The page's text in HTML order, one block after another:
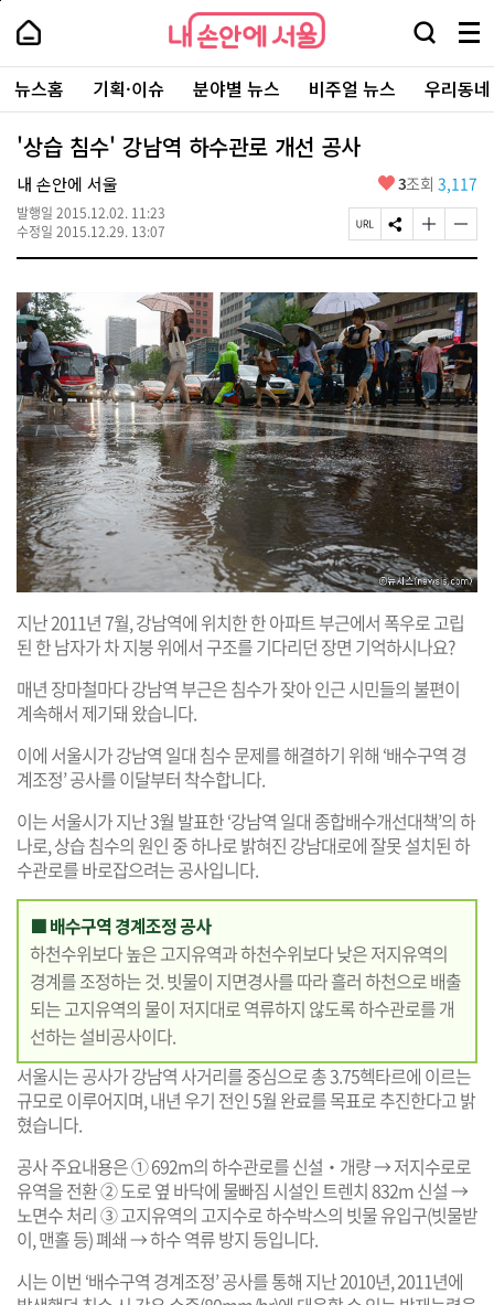
본
로
가
내
손
안
에
서
울
-
서
울
시
대
표
소
포
털
내
손
에
울
검
창
열
기
메
뉴
전
체
보
주
요
서
뉴스홈 기획·이슈 분야별 뉴스 비주얼 뉴스 우리동
'상습 침수' 강남역 하수관로 개선 공사
내 손안에 서울
발행일 2015.12.02. 11:23
수정일 2015.12.29. 13:07
좋
요
3조회 3,117
페
이
U
R
L
복
사
S
N
공
유
하
기
글
자
기
크
게
변
경
하
기
글
자
기
작
게
변
경
하
기
지난 2011년 7월, 강남역에 위치한 한 아파트 부근에서 폭우로 고립
된 한 남자가 차 지붕 위에서 구조를 기다리던 장면 기억하시나요?
매년 장마철마다 강남역 부근은 침수가 잦아 인근 시민들의 불편이
계속해서 제기돼 왔습니다.
이에 서울시가 강남역 일대 침수 문제를 해결하기 위해 ‘배수구역 경
계조정’ 공사를 이달부터 착수합니다.
이는 서울시가 지난 3월 발표한 ‘강남역 일대 종합배수개선대책’의 하
나로, 상습 침수의 원인 중 하나로 밝혀진 강남대로에 잘못 설치된 하
수관로를 바로잡으려는 공사입니다.
■ 배수구역 경계조정 공사
하천수위보다 높은 고지유역과 하천수위보다 낮은 저지유역의
경계를 조정하는 것. 빗물이 지면경사를 따라 흘러 하천으로 배출
되는 고지유역의 물이 저지대로 역류하지 않도록 하수관로를 개
선하는 설비공사이다.
서울시는 공사가 강남역 사거리를 중심으로 총 3.75헥타르에 이르는
규모로 이루어지며, 내년 우기 전인 5월 완료를 목표로 추진한다고 밝
혔습니다.
공사 주요내용은 ① 692m의 하수관로를 신설‧개량 → 저지수로로
유역을 전환 ② 도로 옆 바닥에 물빠짐 시설인 트렌치 832m 신설 →
노면수 처리 ③ 고지유역의 고지수로 하수박스의 빗물 유입구(빗물받
이, 맨홀 등) 폐쇄 → 하수 역류 방지 등입니다.
시는 이번 ‘배수구역 경계조정’ 공사를 통해 지난 2010년, 2011년에
페
상
단
로